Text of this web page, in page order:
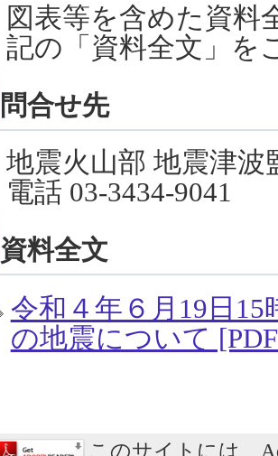
図表等を含めた資料
記の「資料全文」を
問合せ先
地震火山部 地震津波
電話 03-3434-9041
資料全文
令和４年６月19日
の地震について
このサイトには、